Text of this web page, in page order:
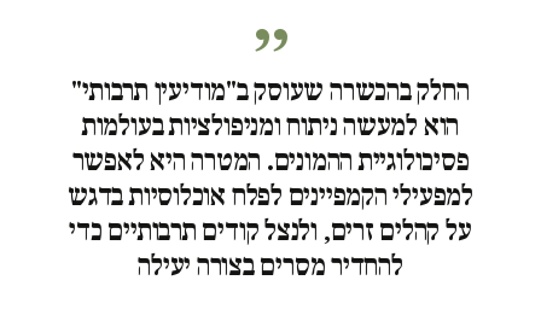
החלק בהכשרה שעוסק ב"מודיעין תרבותי"
הוא למעשה ניתוח ומניפולציות בעולמות
פסיכולוגיית ההמונים. המטרה היא לאפשר
למפעילי הקמפיינים לפלח אוכלוסיות בדגש
על קהלים זרים, ולנצל קודים תרבותיים כדי
להחדיר מסרים בצורה יעילה